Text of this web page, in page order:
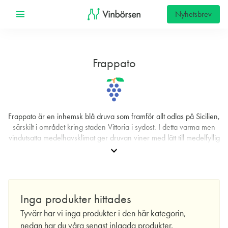
Nyhetsbrev
Frappato
Frappato är en inhemsk blå druva som framför allt odlas på Sicilien,
särskilt i området kring staden Vittoria i sydost. I detta varma men
vindutsatta medelhavsklimat ger druvan viner med lätt till medelfyllig
kropp och en tydlig, distinkt aromatik. Stilen kännetecknas oftare av
synonymer, däribland Frappato Nero och Nerello di Catania, och
sicilianskt rödvin.
I vingården trivs Frappato på sandiga till sandigt-kalkrika jordar
expand_more
Inga produkter hittades
Tyvärr har vi inga produkter i den här kategorin,
nedan har du våra senast inlagda produkter.